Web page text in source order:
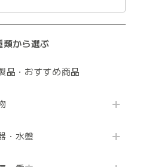
類から選ぶ
品・おすすめ商品
・水盤